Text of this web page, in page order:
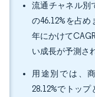
流通チャネル別
の46.12%を占
年にかけて
い成長が予測さ
用途別では、
28.12%でトッ